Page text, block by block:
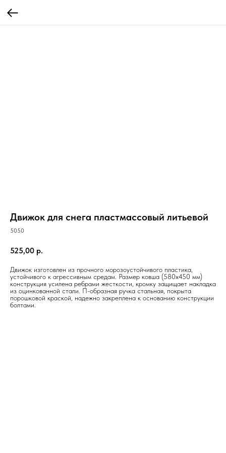
Движок для снега пластмассовый литьевой
5050
525,00 р.
Движок изготовлен из прочного морозоустойчивого пластика,
устойчивого к агрессивным средам. Размер ковша (580х450 мм)
конструкция усилена ребрами жесткости, кромку защищает накладка
из оцинкованной стали. П-образная ручка стальная, покрыта
порошковой краской, надежно закреплена к основанию конструкции
болтами.